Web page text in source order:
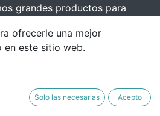
grandes productos para
diseñados para pequeñas o
quieran optimizar su
Santibanez Polanco
ofrecerle una mejor
en este sitio web.
Solo las necesarias Acepto